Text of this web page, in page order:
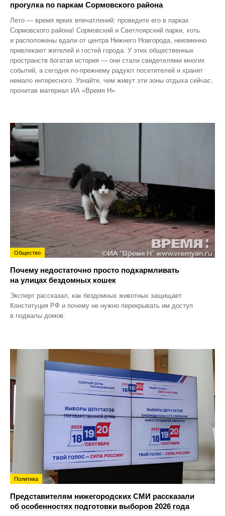
прогулка по паркам Сормовского района
Лето — время ярких впечатлений: проведите его в парках
Сормовского района! Сормовский и Светлоярский парки, хоть
и расположены вдали от центра Нижнего Новгорода, неизменно
привлекают жителей и гостей города. У этих общественных
пространств богатая история — они стали свидетелями многих
событий, а сегодня по‑прежнему радуют посетителей и хранят
немало интересного. Узнайте, чем живут эти зоны отдыха сейчас,
прочитав материал ИА «Время Н».
Общество
Почему недостаточно просто подкармливать
на улицах бездомных кошек
Эксперт рассказал, как бездомных животных защищает
Конституция РФ и почему не нужно перекрывать им доступ
в подвалы домов.
Политика
Представителям нижегородских СМИ рассказали
об особенностях подготовки выборов 2026 года